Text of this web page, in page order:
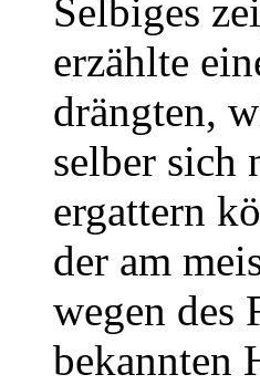
Selbiges
erzählte
drängten,
selber sich
ergattern
der am
wegen des
bekannten